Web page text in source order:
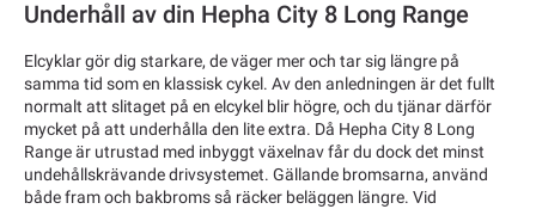
Underhåll av din Hepha City 8 Long Range
Elcyklar gör dig starkare, de väger mer och tar sig längre på
samma tid som en klassisk cykel. Av den anledningen är det fullt
normalt att slitaget på en elcykel blir högre, och du tjänar därför
mycket på att underhålla den lite extra. Då Hepha City 8 Long
Range är utrustad med inbyggt växelnav får du dock det minst
undehållskrävande drivsystemet. Gällande bromsarna, använd
både fram och bakbroms så räcker beläggen längre. Vid